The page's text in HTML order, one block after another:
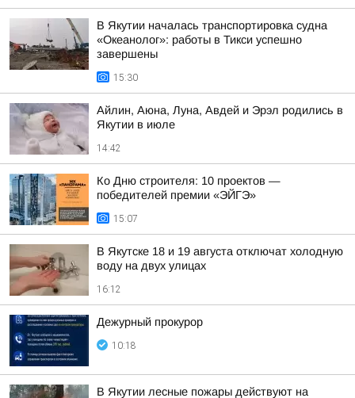
В Якутии началась транспортировка судна
«Океанолог»: работы в Тикси успешно
завершены
15:30
Айлин, Аюна, Луна, Авдей и Эрэл родились в
Якутии в июле
14:42
Ко Дню строителя: 10 проектов —
победителей премии «ЭЙГЭ»
15:07
В Якутске 18 и 19 августа отключат холодную
воду на двух улицах
16:12
Дежурный прокурор
10:18
В Якутии лесные пожары действуют на